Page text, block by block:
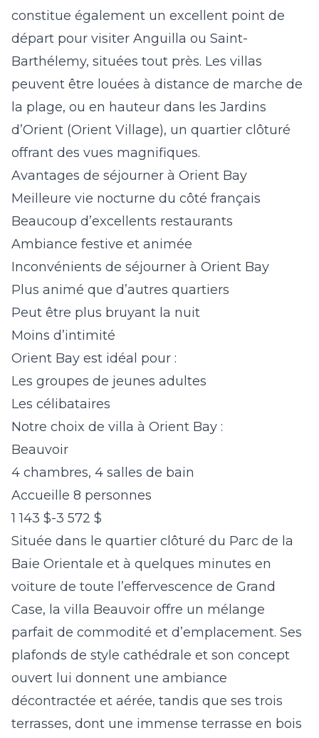
constitue également un excellent point de
départ pour visiter Anguilla ou Saint-
Barthélemy, situées tout près. Les villas
peuvent être louées à distance de marche de
la plage, ou en hauteur dans les Jardins
d’Orient (Orient Village), un quartier clôturé
offrant des vues magnifiques.
Avantages de séjourner à Orient Bay
Meilleure vie nocturne du côté français
Beaucoup d’excellents restaurants
Ambiance festive et animée
Inconvénients de séjourner à Orient Bay
Plus animé que d’autres quartiers
Peut être plus bruyant la nuit
Moins d’intimité
Orient Bay est idéal pour :
Les groupes de jeunes adultes
Les célibataires
Notre choix de villa à Orient Bay :
Beauvoir
4 chambres, 4 salles de bain
Accueille 8 personnes
1 143 $-3 572 $
Située dans le quartier clôturé du Parc de la
Baie Orientale et à quelques minutes en
voiture de toute l’effervescence de Grand
Case, la villa Beauvoir offre un mélange
parfait de commodité et d’emplacement. Ses
plafonds de style cathédrale et son concept
ouvert lui donnent une ambiance
décontractée et aérée, tandis que ses trois
terrasses, dont une immense terrasse en bois